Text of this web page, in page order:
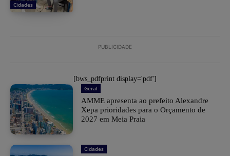
Cidades
PUBLICIDADE
[bws_pdfprint display='pdf']
Geral
AMME apresenta ao prefeito Alexandre
Xepa prioridades para o Orçamento de
2027 em Meia Praia
Cidades